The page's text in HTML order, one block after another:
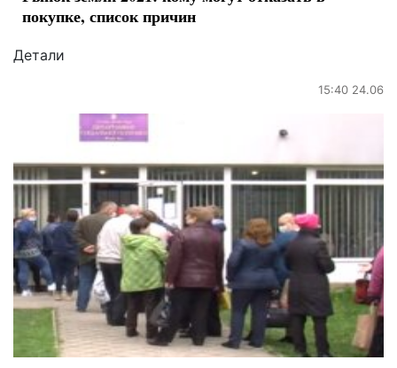
покупке, список причин
Детали
15:40 24.06